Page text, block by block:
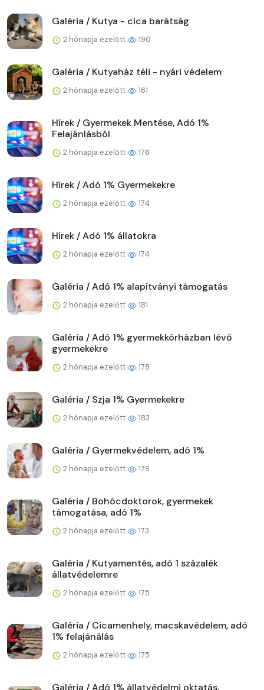
Galéria / Kutya - cica barátság
2 hónapja ezelőtt 190
Galéria / Kutyaház téli - nyári védelem
2 hónapja ezelőtt 161
Hírek / Gyermekek Mentése, Adó 1%
Felajánlásból
2 hónapja ezelőtt 176
Hírek / Adó 1% Gyermekekre
2 hónapja ezelőtt 174
Hírek / Adó 1% állatokra
2 hónapja ezelőtt 174
Galéria / Adó 1% alapítványi támogatás
2 hónapja ezelőtt 181
Galéria / Adó 1% gyermekkórházban lévő
gyermekekre
2 hónapja ezelőtt 178
Galéria / Szja 1% Gyermekekre
2 hónapja ezelőtt 183
Galéria / Gyermekvédelem, adó 1%
2 hónapja ezelőtt 179
Galéria / Bohócdoktorok, gyermekek
támogatása, adó 1%
2 hónapja ezelőtt 173
Galéria / Kutyamentés, adó 1 százalék
állatvédelemre
2 hónapja ezelőtt 175
Galéria / Cicamenhely, macskavédelem, adó
1% felajánálás
2 hónapja ezelőtt 175
Galéria / Adó 1% állatvédelmi oktatás,